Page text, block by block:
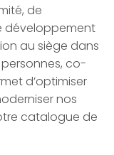
de
développement
au siège dans
co-
d’optimiser
nos
catalogue de